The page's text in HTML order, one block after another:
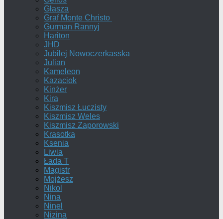
Głasza
Graf Monte Christo
Gurman Rannyj
Hariton
JHD
Jubilej Nowoczerkasska
Julian
Kameleon
Kazaciok
Kinżer
Kira
Kiszmisz Łuczisty
Kiszmisz Weles
Kiszmisz Zaporowski
Krasotka
Ksenia
Liwia
Łada T
Magistr
Mojżesz
Nikol
Nina
Ninel
Nizina